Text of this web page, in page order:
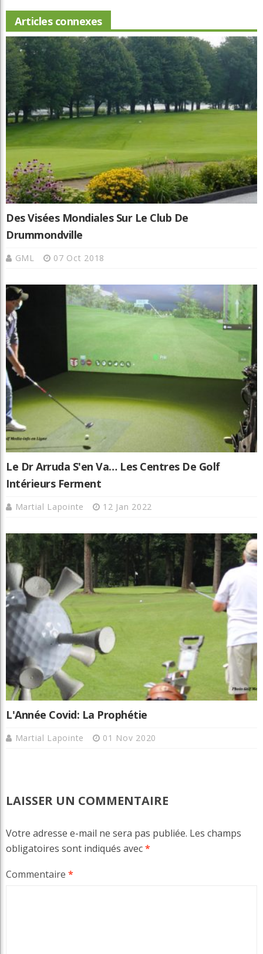
Articles connexes
Des Visées Mondiales Sur Le Club De
Drummondville
GML 07 Oct 2018
Le Dr Arruda S'en Va… Les Centres De Golf
Intérieurs Ferment
Martial Lapointe 12 Jan 2022
L'Année Covid: La Prophétie
Martial Lapointe 01 Nov 2020
LAISSER UN COMMENTAIRE
Votre adresse e-mail ne sera pas publiée. Les champs
obligatoires sont indiqués avec*
Commentaire *